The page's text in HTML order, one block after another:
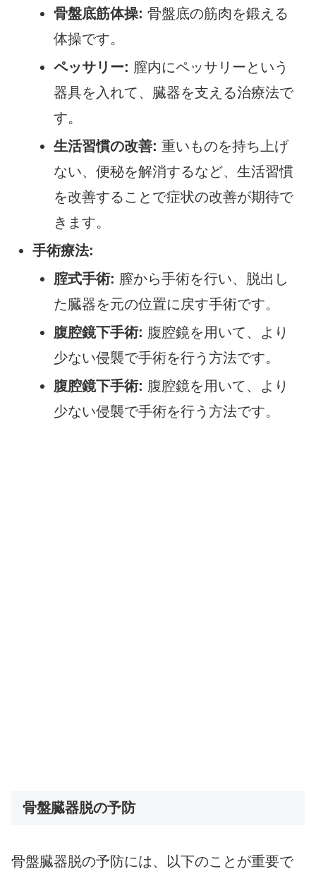
骨盤底筋体操: 骨盤底の筋肉を鍛える
体操です。
ペッサリー: 膣内にペッサリーという
器具を入れて、臓器を支える治療法で
す。
生活習慣の改善: 重いものを持ち上げ
ない、便秘を解消するなど、生活習慣
を改善することで症状の改善が期待で
きます。
手術療法:
腟式手術: 膣から手術を行い、脱出し
た臓器を元の位置に戻す手術です。
腹腔鏡下手術: 腹腔鏡を用いて、より
少ない侵襲で手術を行う方法です。
腹腔鏡下手術: 腹腔鏡を用いて、より
少ない侵襲で手術を行う方法です。
骨盤臓器脱の予防
骨盤臓器脱の予防には、以下のことが重要で